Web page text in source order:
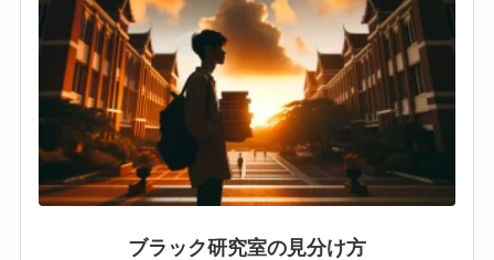
ブラック研究室の見分け方